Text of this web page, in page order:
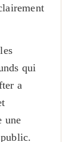
qui
a
une